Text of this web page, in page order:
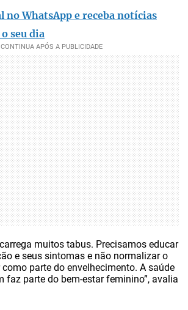
no WhatsApp e receba notícias
seu dia
muitos tabus. Precisamos educar
e seus sintomas e não normalizar o
parte do envelhecimento. A saúde
faz parte do bem-estar feminino”, avalia